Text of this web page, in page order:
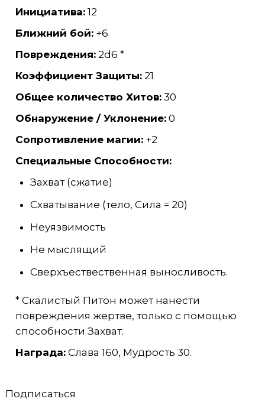
Инициатива:12
Ближний бой:+6
Повреждения:2d6 *
Коэффициент Защиты:21
Общее количество Хитов:30
Обнаружение / Уклонение:0
Сопротивление магии:+2
Специальные Способности:
Захват (сжатие)
Схватывание (тело, Сила = 20)
Неуязвимость
Не мыслящий
Сверхъествественная выносливость.
* Скалистый Питон может нанести
повреждения жертве, только с помощью
способности Захват.
Награда:Слава 160, Мудрость 30.
Подписаться